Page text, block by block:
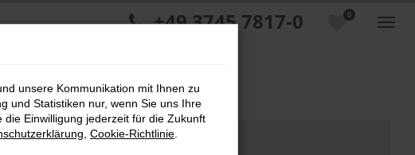
0
+49 3745 7817-0
unsere Kommunikation mit Ihnen zu
und Statistiken nur, wenn Sie uns Ihre
Einwilligung jederzeit für die Zukunft
Cookie-Richtlinie